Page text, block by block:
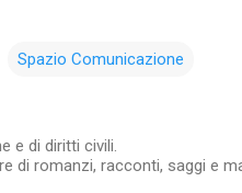
Spazio Comunicazione
e di diritti civili.
di romanzi, racconti, saggi e